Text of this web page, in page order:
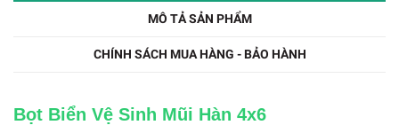
MÔ TẢ SẢN PHẨM
CHÍNH SÁCH MUA HÀNG - BẢO HÀNH
Bọt Biển Vệ Sinh Mũi Hàn 4x6